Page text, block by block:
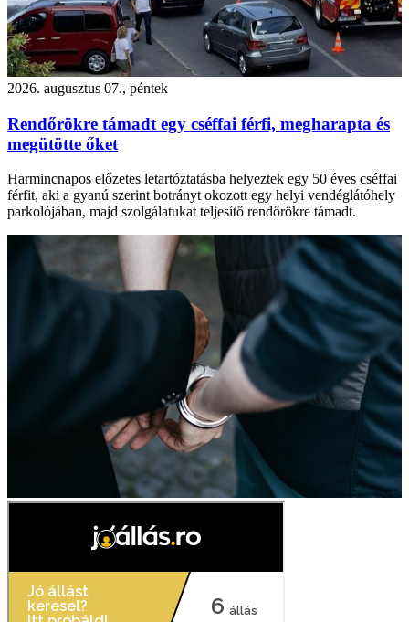
2026. augusztus 07., péntek
Rendőrökre támadt egy cséffai férfi, megharapta és
megütötte őket
Harmincnapos előzetes letartóztatásba helyeztek egy 50 éves cséffai
férfit, aki a gyanú szerint botrányt okozott egy helyi vendéglátóhely
parkolójában, majd szolgálatukat teljesítő rendőrökre támadt.